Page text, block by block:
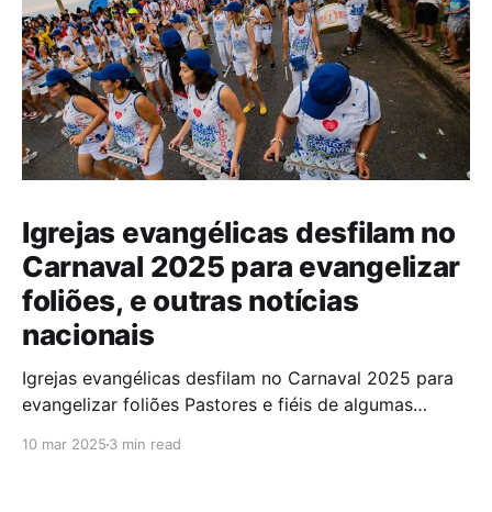
Igrejas evangélicas desfilam no
Carnaval 2025 para evangelizar
foliões, e outras notícias
nacionais
Igrejas evangélicas desfilam no Carnaval 2025 para
evangelizar foliões Pastores e fiéis de algumas
10 mar 2025 3 min read